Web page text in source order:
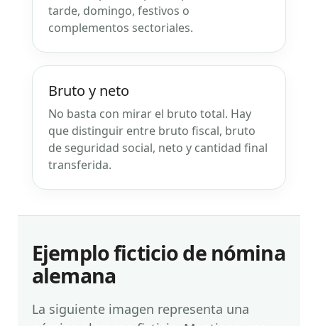
tarde, domingo, festivos o
complementos sectoriales.
Bruto y neto
No basta con mirar el bruto total. Hay
que distinguir entre bruto fiscal, bruto
de seguridad social, neto y cantidad final
transferida.
Ejemplo ficticio de nómina
alemana
La siguiente imagen representa una